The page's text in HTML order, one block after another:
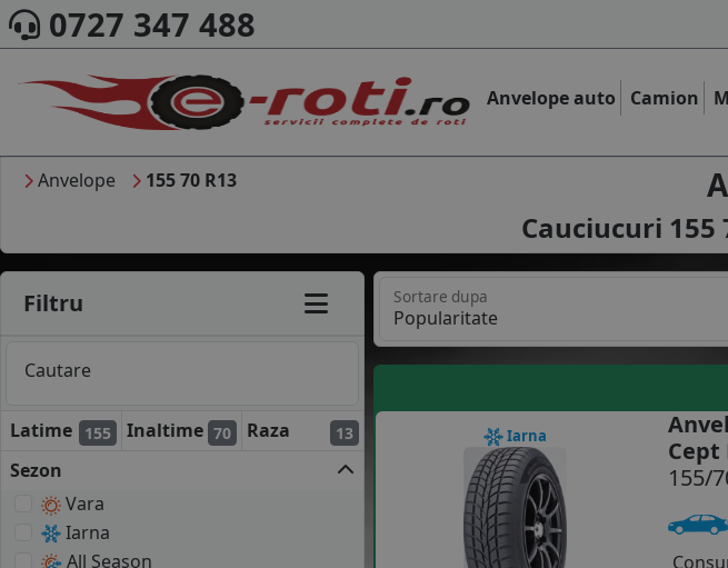
0727 347 488
Anvelope auto Camion
Anvelope 155 70 R13
Cauciucuri 155
Filtru
Cautare
Latime 155 Inaltime 70 Raza 13
Sezon
Vara
Iarna
All Season
Sortare dupa
Iarna
Cept
155/